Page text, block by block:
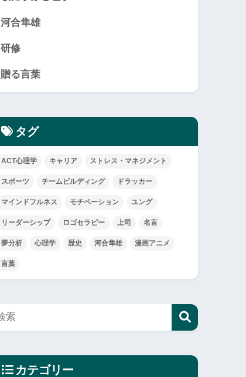
河合隼雄
研修
贈る言葉
タグ
ACT心理学 キャリア ストレス・マネジメント
スポーツ チームビルディング ドラッカー
マインドフルネス モチベーション ユング
リーダーシップ ロゴセラピー 上司 名言
夢分析 心理学 歴史 河合隼雄 漫画アニメ
言葉
カテゴリー